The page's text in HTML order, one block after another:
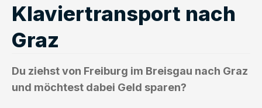
Klaviertransport nach
Graz
Du ziehst von Freiburg im Breisgau nach Graz
und möchtest dabei Geld sparen?